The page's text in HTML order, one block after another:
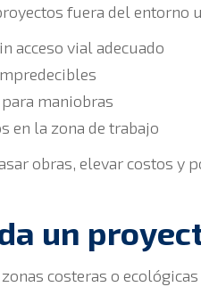
fuera del
acceso vial adecuado
maniobras
en la zona de trabajo
obras, elevar costos y
un
costeras o